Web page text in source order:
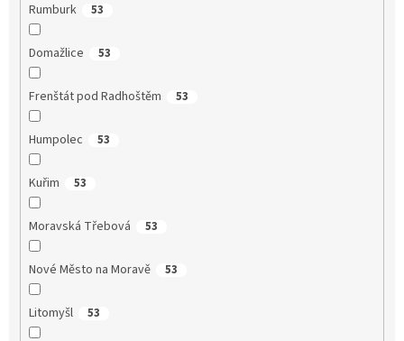
Rumburk 53
Domažlice 53
Frenštát pod Radhoštěm 53
Humpolec 53
Kuřim 53
Moravská Třebová 53
Nové Město na Moravě 53
Litomyšl 53